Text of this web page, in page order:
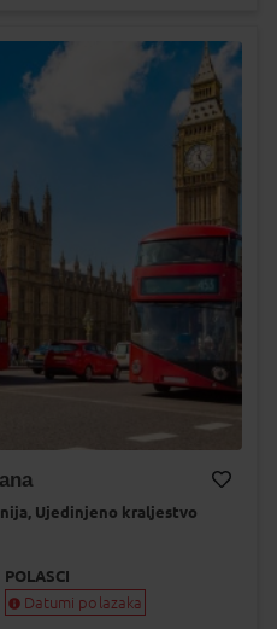
Dodaj na Moj odabir
Ujedinjeno kraljestvo
POLASCI
Datumi polazaka